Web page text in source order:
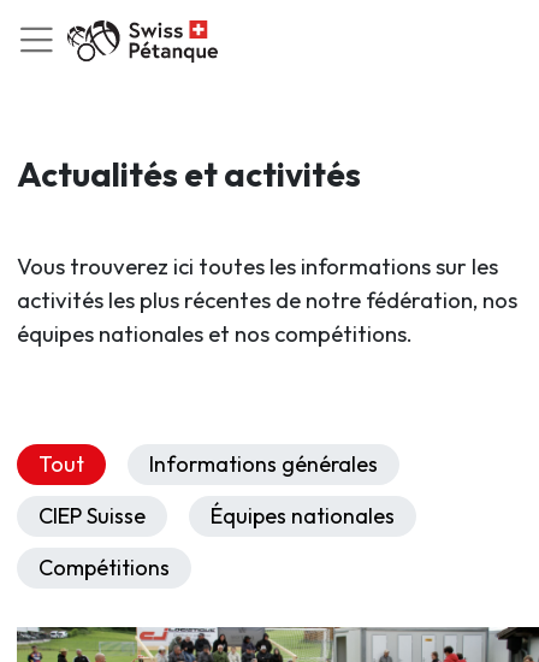
Actualités et activités
Vous trouverez ici toutes les informations sur les
activités les plus récentes de notre fédération, nos
équipes nationales et nos compétitions.
Tout
Informations générales
CIEP Suisse
Équipes nationales
Compétitions